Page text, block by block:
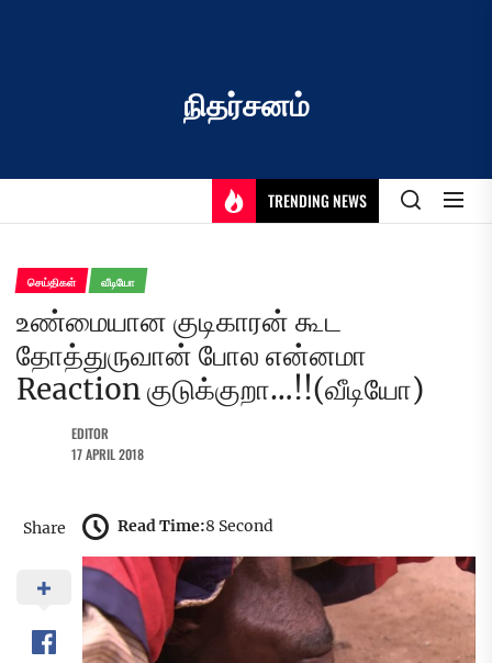
நிதர்சனம்
TRENDING NEWS
செய்திகள் வீடியோ
உண்மையான குடிகாரன் கூட
தோத்துருவான் போல என்னமா
Reaction குடுக்குறா…!!(வீடியோ)
EDITOR
17 APRIL 2018
Share Read Time:8 Second